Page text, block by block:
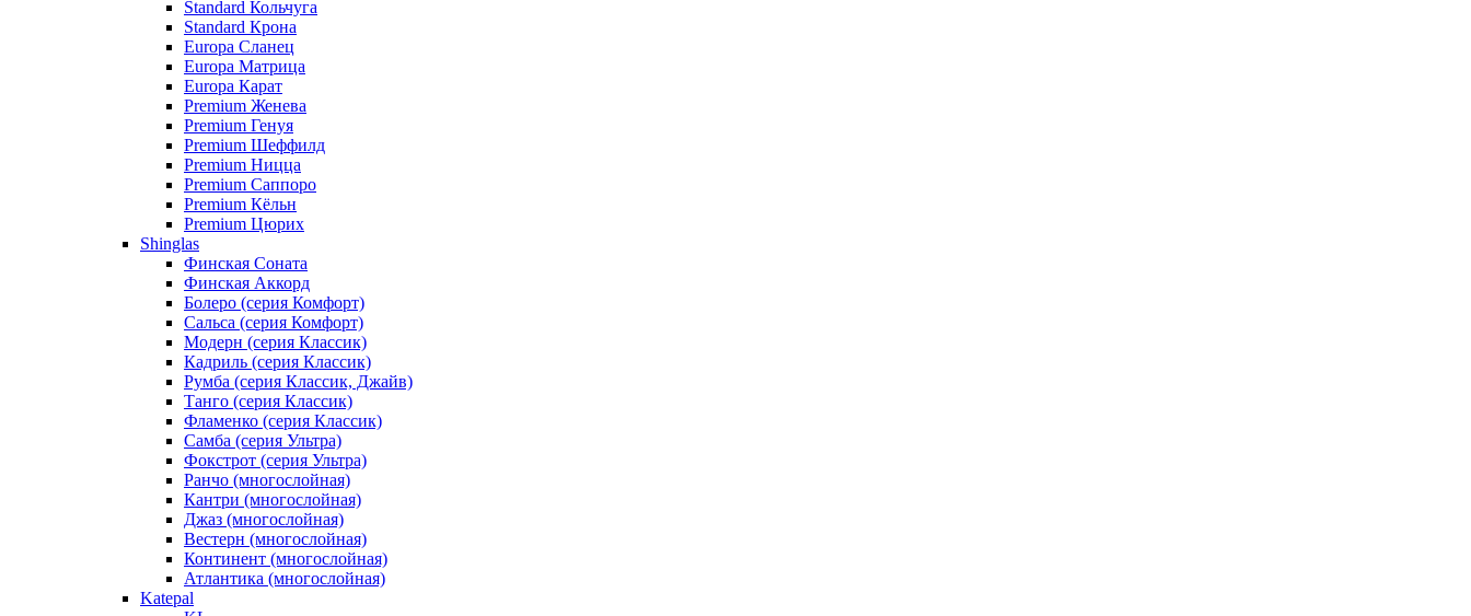
Standard Кольчуга
Standard Крона
Europa Сланец
Europa Матрица
Europa Карат
Premium Женева
Premium Генуя
Premium Шеффилд
Premium Ницца
Premium Саппоро
Premium Кёльн
Premium Цюрих
Shinglas
Финская Соната
Финская Аккорд
Болеро (серия Комфорт)
Сальса (серия Комфорт)
Модерн (серия Классик)
Кадриль (серия Классик)
Румба (серия Классик, Джайв)
Танго (серия Классик)
Фламенко (серия Классик)
Самба (серия Ультра)
Фокстрот (серия Ультра)
Ранчо (многослойная)
Кантри (многослойная)
Джаз (многослойная)
Вестерн (многослойная)
Континент (многослойная)
Атлантика (многослойная)
Katepal